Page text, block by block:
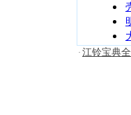
· 江铃宝典